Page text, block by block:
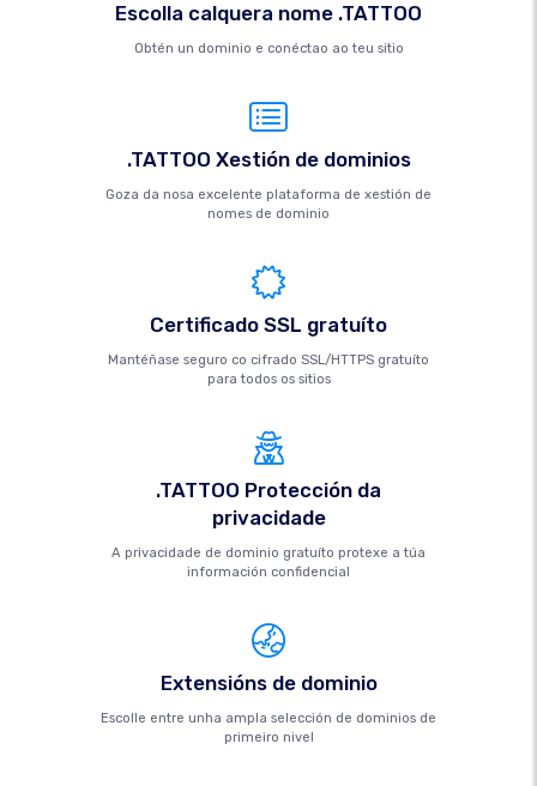
Escolla calquera nome .TATTOO
Obtén un dominio e conéctao ao teu sitio
.TATTOO Xestión de dominios
Goza da nosa excelente plataforma de xestión de
nomes de dominio
Certificado SSL gratuíto
Mantéñase seguro co cifrado SSL/HTTPS gratuíto
para todos os sitios
.TATTOO Protección da
privacidade
A privacidade de dominio gratuíto protexe a túa
información confidencial
Extensións de dominio
Escolle entre unha ampla selección de dominios de
primeiro nivel